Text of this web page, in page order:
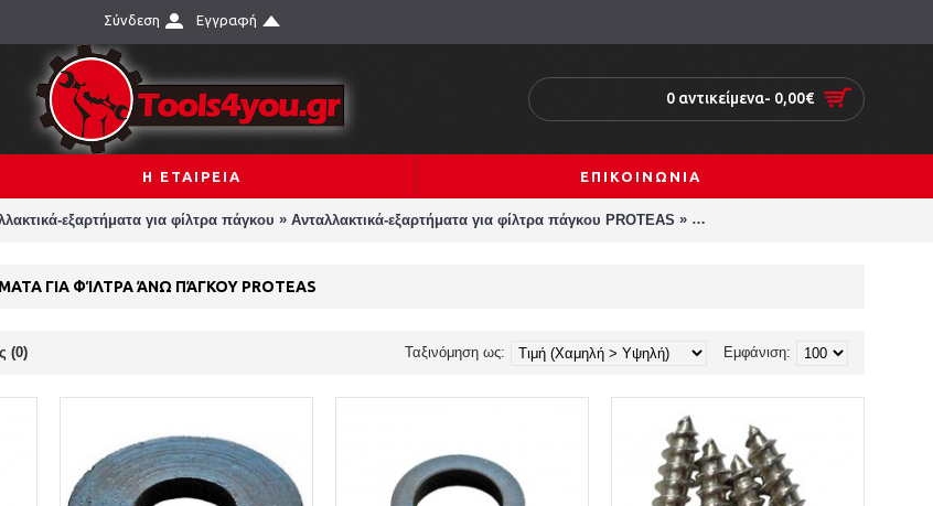
Σύνδεση Εγγραφή
0 αντικείμενα- 0,00€
Η ΕΤΑΙΡΕΙΑ ΕΠΙΚΟΙΝΩΝΙΑ
εξαρτήματα για φίλτρα πάγκου » Ανταλλακτικά-εξαρτήματα για φίλτρα πάγκου PROTEAS » Ανταλλακτικά-εξαρτήματα για
ΓΙΑ ΦΊΛΤΡΑ ΆΝΩ ΠΆΓΚΟΥ PROTEAS
(0) Εμφάνιση:
Ταξινόμηση ως: